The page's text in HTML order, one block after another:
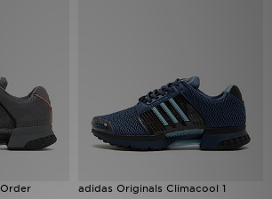
adidas Originals Climacool 1